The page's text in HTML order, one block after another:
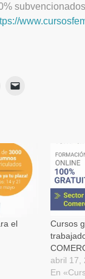
electrónico
a
un
amigo
(Se
abre
en
el
Cursos
abril 17,
En